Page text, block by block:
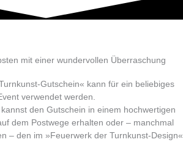
mit einer wundervollen Überraschung
Gutschein« kann für ein beliebiges
verwendet werden.
den Gutschein in einem hochwertigen
dem Postwege erhalten oder – manchmal
– den im »Feuerwerk der Turnkunst-Design«